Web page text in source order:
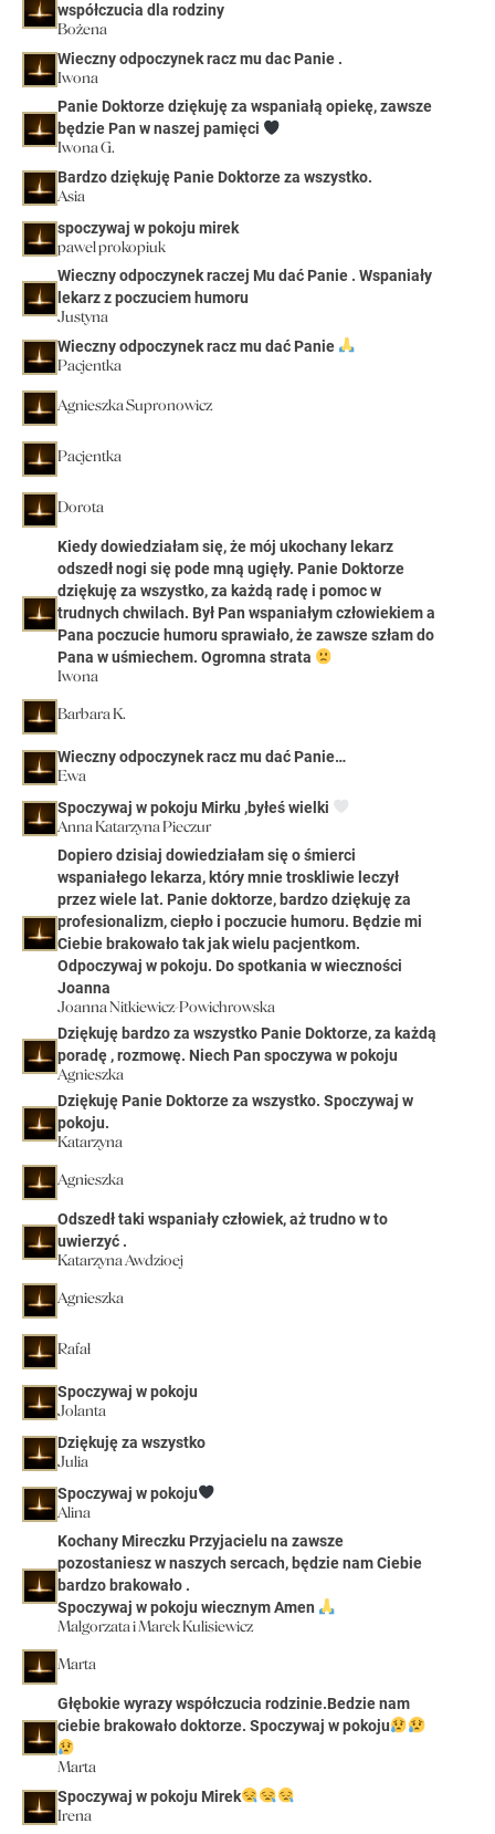
współczucia dla rodziny
Bożena
Wieczny odpoczynek racz mu dac Panie .
Iwona
Panie Doktorze dziękuję za wspaniałą opiekę, zawsze
będzie Pan w naszej pamięci
Iwona G.
Bardzo dziękuję Panie Doktorze za wszystko.
Asia
spoczywaj w pokoju mirek
pawel prokopiuk
Wieczny odpoczynek raczej Mu dać Panie . Wspaniały
lekarz z poczuciem humoru
Justyna
Wieczny odpoczynek racz mu dać Panie
Pacjentka
Agnieszka Supronowicz
Pacjentka
Dorota
Kiedy dowiedziałam się, że mój ukochany lekarz
odszedł nogi się pode mną ugięły. Panie Doktorze
dziękuję za wszystko, za każdą radę i pomoc w
trudnych chwilach. Był Pan wspaniałym człowiekiem a
Pana poczucie humoru sprawiało, że zawsze szłam do
Pana w uśmiechem. Ogromna strata
Iwona
Barbara K.
Wieczny odpoczynek racz mu dać Panie…
Ewa
Spoczywaj w pokoju Mirku ,byłeś wielki
Anna Katarzyna Pieczur
Dopiero dzisiaj dowiedziałam się o śmierci
wspaniałego lekarza, który mnie troskliwie leczył
przez wiele lat. Panie doktorze, bardzo dziękuję za
profesionalizm, ciepło i poczucie humoru. Będzie mi
Ciebie brakowało tak jak wielu pacjentkom.
Odpoczywaj w pokoju. Do spotkania w wieczności
Joanna
Joanna Nitkiewicz-Powichrowska
Dziękuję bardzo za wszystko Panie Doktorze, za każdą
poradę , rozmowę. Niech Pan spoczywa w pokoju
Agnieszka
Dziękuję Panie Doktorze za wszystko. Spoczywaj w
pokoju.
Katarzyna
Agnieszka
Odszedł taki wspaniały człowiek, aż trudno w to
uwierzyć .
Katarzyna Awdzioej
Agnieszka
Rafał
Spoczywaj w pokoju
Jolanta
Dziękuję za wszystko
Julia
Spoczywaj w pokoju
Alina
Kochany Mireczku Przyjacielu na zawsze
pozostaniesz w naszych sercach, będzie nam Ciebie
bardzo brakowało .
Spoczywaj w pokoju wiecznym Amen
Malgorzata i Marek Kulisiewicz
Marta
Głębokie wyrazy współczucia rodzinie.Bedzie nam
ciebie brakowało doktorze. Spoczywaj w pokoju
Marta
Spoczywaj w pokoju Mirek
Irena